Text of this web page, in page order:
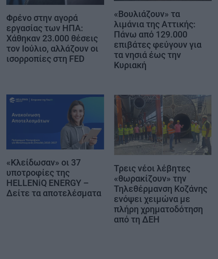
Φρένο στην αγορά
εργασίας των ΗΠΑ:
Χάθηκαν 23.000 θέσεις
τον Ιούλιο, αλλάζουν οι
ισορροπίες στη FED
«Βουλιάζουν» τα
λιμάνια της Αττικής:
Πάνω από 129.000
επιβάτες φεύγουν για
τα νησιά έως την
Κυριακή
«Κλείδωσαν» οι 37
υποτροφίες της
HELLENiQ ENERGY –
Δείτε τα αποτελέσματα
Τρεις νέοι λέβητες
«θωρακίζουν» την
Τηλεθέρμανση Κοζάνης
ενόψει χειμώνα με
πλήρη χρηματοδότηση
από τη ΔΕΗ